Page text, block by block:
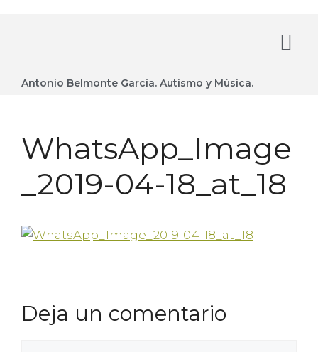
Antonio Belmonte García. Autismo y Música.
WhatsApp_Image
_2019-04-18_at_18
Deja un comentario